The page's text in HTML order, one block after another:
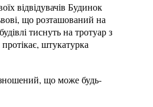
відвідувачів Будинок
що розташований на
тиснуть на тротуар з
штукатурка
що може будь-